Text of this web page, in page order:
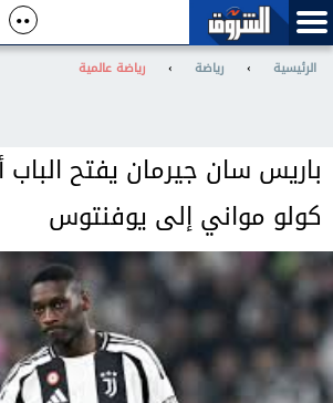
الرئيسية › رياضة › رياضة عالمية
باريس سان جيرمان يفتح الباب
كولو مواني إلى يوفنتوس